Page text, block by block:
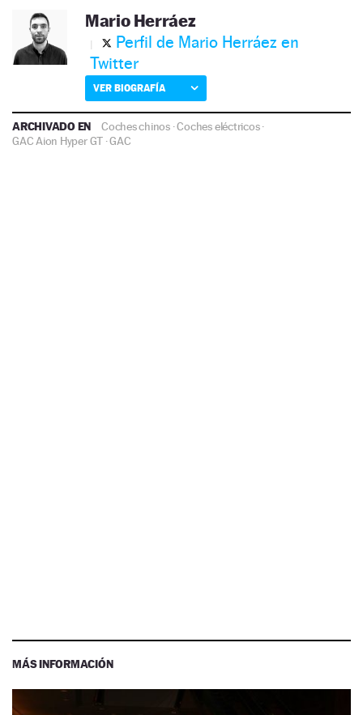
Mario Herráez
Perfil de Mario Herráez en
Twitter
VER BIOGRAFÍA
ARCHIVADO EN Coches chinos ·Coches eléctricos·
GAC Aion Hyper GT ·GAC
MÁS INFORMACIÓN